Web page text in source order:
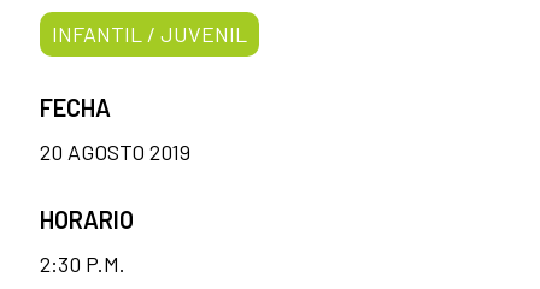
INFANTIL / JUVENIL
FECHA
20 AGOSTO 2019
HORARIO
2:30 P.M.